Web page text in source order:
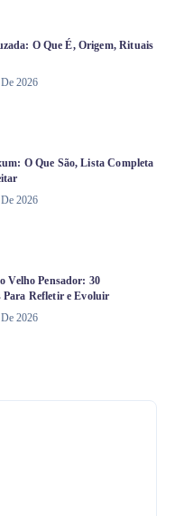
O Que É, Origem, Rituais
2026
O Que São, Lista Completa
2026
Velho Pensador: 30
Para Refletir e Evoluir
2026